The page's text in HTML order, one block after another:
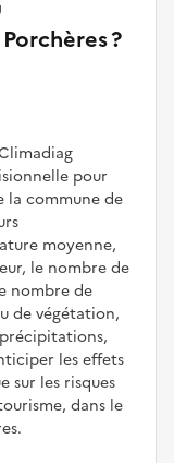
?
pour
la commune de
moyenne,
le nombre de
nombre de
de végétation,
les effets
sur les risques
dans le